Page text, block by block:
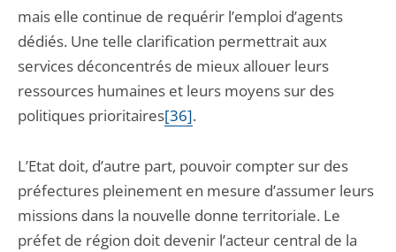
mais elle continue de requérir l’emploi d’agents
dédiés. Une telle clarification permettrait aux
services déconcentrés de mieux allouer leurs
ressources humaines et leurs moyens sur des
politiques prioritaires[36].
L’Etat doit, d’autre part, pouvoir compter sur des
préfectures pleinement en mesure d’assumer leurs
missions dans la nouvelle donne territoriale. Le
préfet de région doit devenir l’acteur central de la